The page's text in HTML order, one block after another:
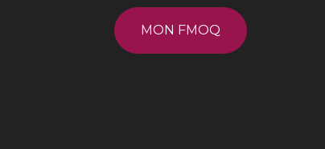
MON FMOQ